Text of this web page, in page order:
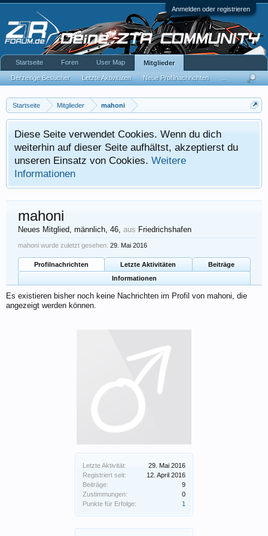
Anmelden oder registrieren
Startseite Mitglieder mahoni
Diese Seite verwendet Cookies. Wenn du dich
weiterhin auf dieser Seite aufhältst, akzeptierst du
unseren Einsatz von Cookies. Weitere
Informationen
Letzte Aktivität:
29. Mai 2016
Registriert seit:
12. April 2016
Beiträge:
9
Zustimmungen:
0
Punkte für Erfolge:
1
mahoni
Neues Mitglied, männlich, 46, aus Friedrichshafen
mahoni wurde zuletzt gesehen: 29. Mai 2016
Profilnachrichten Letzte Aktivitäten
Beiträge
Informationen
Es existieren bisher noch keine Nachrichten im Profil von mahoni, die
angezeigt werden können.
Startseite Foren User Map Mitglieder
Derzeitige Besucher Letzte Aktivitäten Neue Profilnachrichten